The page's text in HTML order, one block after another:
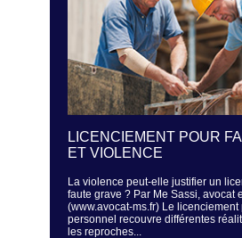
LICENCIEMENT POUR
ET VIOLENCE
La violence peut-elle justifier un
faute grave ? Par Me Sassi, avocat
(www.avocat-ms.fr) Le licenciement
personnel recouvre différentes
les reproches...